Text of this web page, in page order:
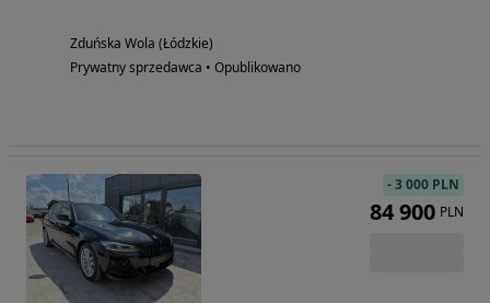
Zduńska Wola (Łódzkie)
Prywatny sprzedawca • Opublikowano
-3 000 PLN
84 900 PLN